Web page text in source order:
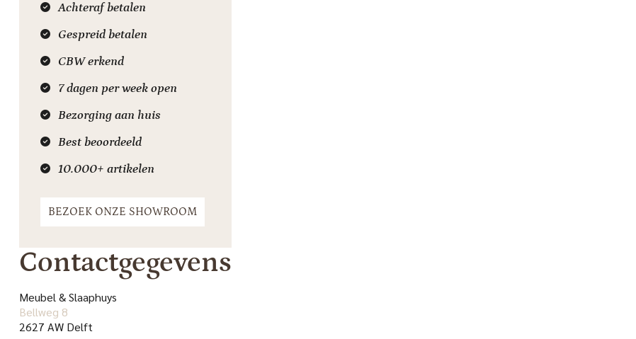
Achteraf betalen
Gespreid betalen
CBW erkend
7 dagen per week open
Bezorging aan huis
Best beoordeeld
10.000+ artikelen
BEZOEK ONZE SHOWROOM
Contactgegevens
Meubel & Slaaphuys
Bellweg 8
2627 AW Delft